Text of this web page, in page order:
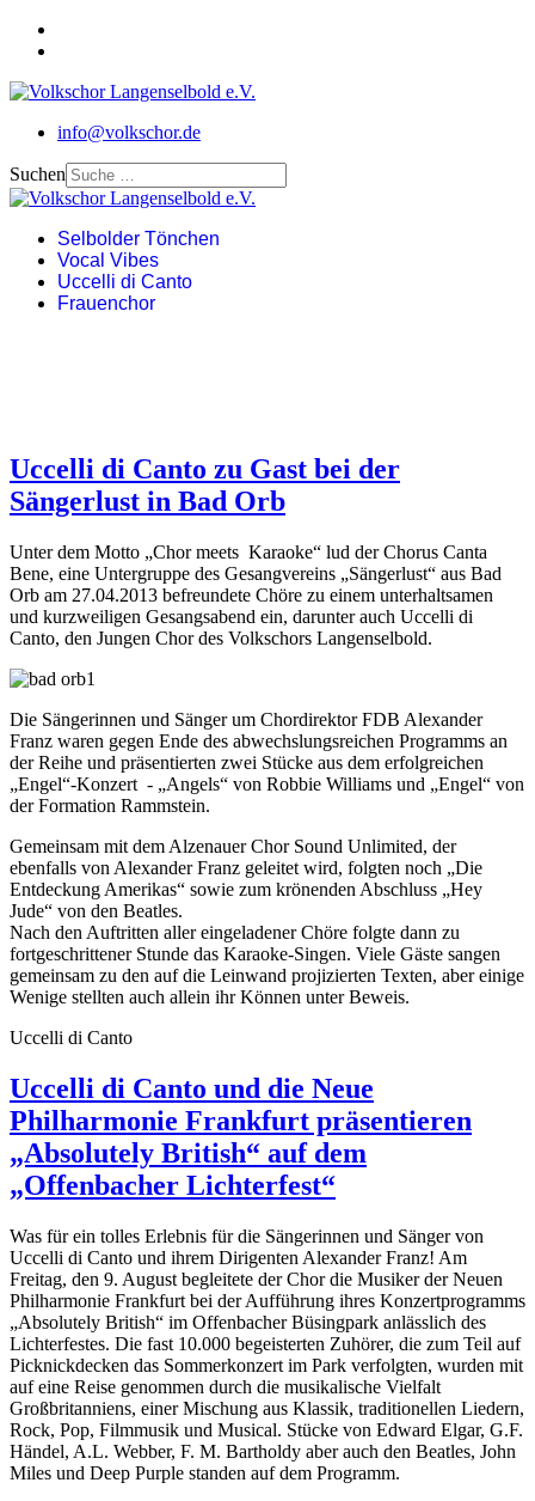
info@volkschor.de
Suchen
Selbolder Tönchen
Vocal Vibes
Uccelli di Canto
Frauenchor
Uccelli di Canto zu Gast bei der
Sängerlust in Bad Orb
Unter dem Motto „Chor meets Karaoke“ lud der Chorus Canta
Bene, eine Untergruppe des Gesangvereins „Sängerlust“ aus Bad
Orb am 27.04.2013 befreundete Chöre zu einem unterhaltsamen
und kurzweiligen Gesangsabend ein, darunter auch Uccelli di
Canto, den Jungen Chor des Volkschors Langenselbold.
Die Sängerinnen und Sänger um Chordirektor FDB Alexander
Franz waren gegen Ende des abwechslungsreichen Programms an
der Reihe und präsentierten zwei Stücke aus dem erfolgreichen
„Engel“-Konzert - „Angels“ von Robbie Williams und „Engel“ von
der Formation Rammstein.
Gemeinsam mit dem Alzenauer Chor Sound Unlimited, der
ebenfalls von Alexander Franz geleitet wird, folgten noch „Die
Entdeckung Amerikas“ sowie zum krönenden Abschluss „Hey
Jude“ von den Beatles.
Nach den Auftritten aller eingeladener Chöre folgte dann zu
fortgeschrittener Stunde das Karaoke-Singen. Viele Gäste sangen
gemeinsam zu den auf die Leinwand projizierten Texten, aber einige
Wenige stellten auch allein ihr Können unter Beweis.
Uccelli di Canto
Uccelli di Canto und die Neue
Philharmonie Frankfurt präsentieren
„Absolutely British“ auf dem
„Offenbacher Lichterfest“
Was für ein tolles Erlebnis für die Sängerinnen und Sänger von
Uccelli di Canto und ihrem Dirigenten Alexander Franz! Am
Freitag, den 9. August begleitete der Chor die Musiker der Neuen
Philharmonie Frankfurt bei der Aufführung ihres Konzertprogramms
„Absolutely British“ im Offenbacher Büsingpark anlässlich des
Lichterfestes. Die fast 10.000 begeisterten Zuhörer, die zum Teil auf
Picknickdecken das Sommerkonzert im Park verfolgten, wurden mit
auf eine Reise genommen durch die musikalische Vielfalt
Großbritanniens, einer Mischung aus Klassik, traditionellen Liedern,
Rock, Pop, Filmmusik und Musical. Stücke von Edward Elgar, G.F.
Händel, A.L. Webber, F. M. Bartholdy aber auch den Beatles, John
Miles und Deep Purple standen auf dem Programm.